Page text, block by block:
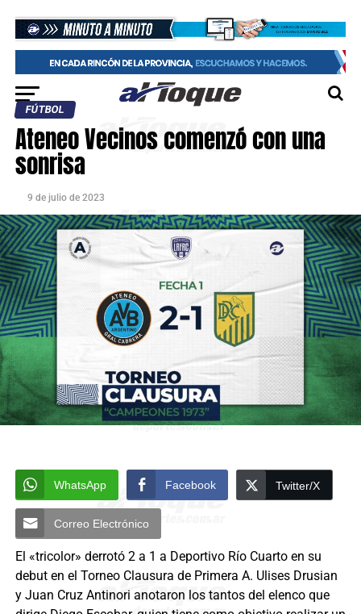
FÚTBOL
Ateneo Vecinos comenzó con una
sonrisa
9 de julio de 2023
WhatsApp Facebook Twitter/X
Correo Electrónico
El «tricolor» derrotó 2 a 1 a Deportivo Río Cuarto en su
debut en el Torneo Clausura de Primera A. Ulises Drusian
y Juan Cruz Antinori anotaron los tantos del elenco que